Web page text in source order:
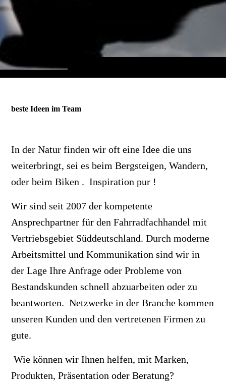
beste Ideen im Team
In der Natur finden wir oft eine Idee die uns
weiterbringt, sei es beim Bergsteigen, Wandern,
oder beim Biken . Inspiration pur !
Wir sind seit 2007 der kompetente
Ansprechpartner für den Fahrradfachhandel mit
Vertriebsgebiet Süddeutschland. Durch moderne
Arbeitsmittel und Kommunikation sind wir in
der Lage Ihre Anfrage oder Probleme von
Bestandskunden schnell abzuarbeiten oder zu
beantworten. Netzwerke in der Branche kommen
unseren Kunden und den vertretenen Firmen zu
gute.
Wie können wir Ihnen helfen, mit Marken,
Produkten, Präsentation oder Beratung?